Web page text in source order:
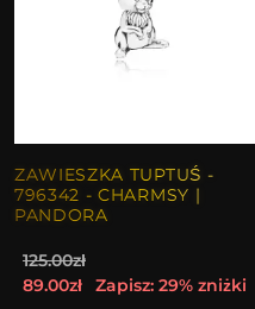
ZAWIESZKA TUPTUŚ -
796342 - CHARMSY |
PANDORA
125.00zł
89.00zł
Zapisz: 29% zniżki